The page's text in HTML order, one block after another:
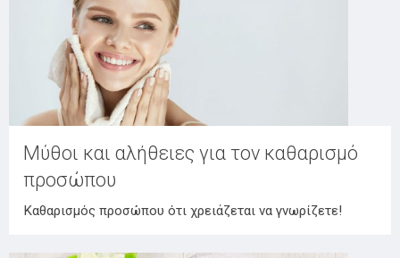
Μύθοι και αλήθειες για τον καθαρισμό
προσώπου
Καθαρισμός προσώπου ότι χρειάζεται να γνωρίζετε!